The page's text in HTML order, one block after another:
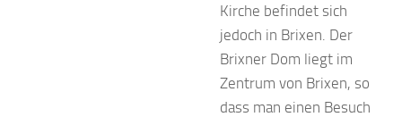
Kirche befindet sich
jedoch in Brixen. Der
Brixner Dom liegt im
Zentrum von Brixen, so
dass man einen Besuch